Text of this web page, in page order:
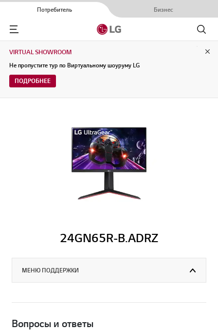
Потребитель Бизнес
Menu
Поиск
VIRTUAL SHOWROOM
Не пропустите тур по Виртуальному шоуруму LG
ПОДРОБНЕЕ
24GN65R-B.ADRZ
МЕНЮ ПОДДЕРЖКИ
Вопросы и ответы